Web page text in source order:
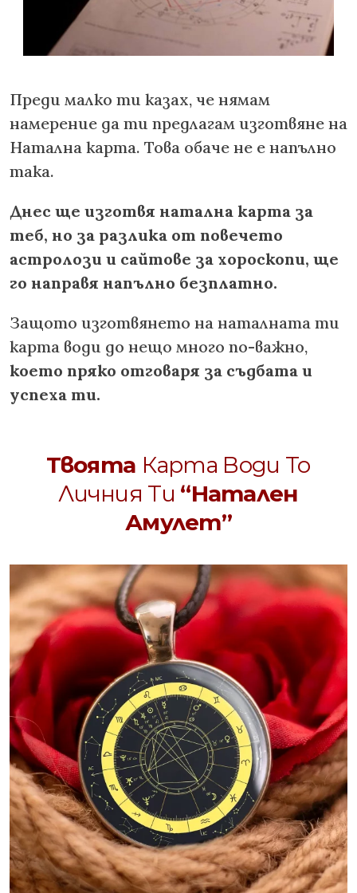
Преди малко ти казах, че нямам
намерение да ти предлагам изготвяне на
Натална карта. Това обаче не е напълно
така.
Днес ще изготвя натална карта за
теб, но за разлика от повечето
астролози и сайтове за хороскопи, ще
го направя напълно безплатно.
Защото изготвянето на наталната ти
карта води до нещо много по-важно,
което пряко отговаря за съдбата и
успеха ти.
Твоята Карта Води То
Личния Ти “Натален
Амулет”